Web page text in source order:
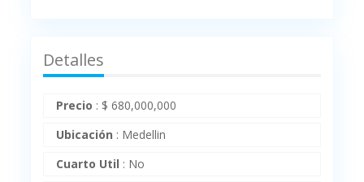
Detalles
Precio : $ 680,000,000
Ubicación : Medellin
Cuarto Util : No